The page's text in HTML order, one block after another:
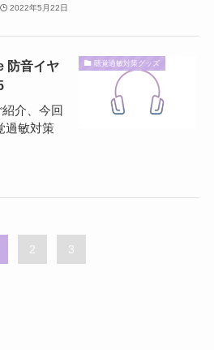
2022年5月22日
聴覚過敏対策グッズ
防音イヤ
介、今回
過敏対策
2 3